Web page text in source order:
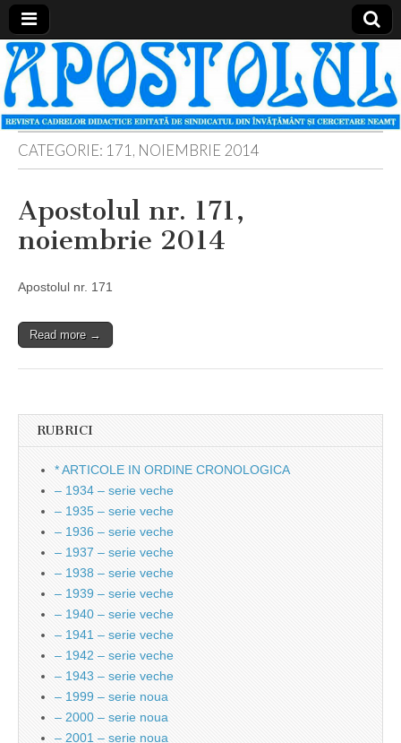
Apostolul
Revista
cadrelor
didactice
din
judetul
Neamt
CATEGORIE: 171, NOIEMBRIE 2014
Apostolul nr. 171,
noiembrie 2014
Apostolul nr. 171
Read more →
RUBRICI
* ARTICOLE IN ORDINE CRONOLOGICA
– 1934 – serie veche
– 1935 – serie veche
– 1936 – serie veche
– 1937 – serie veche
– 1938 – serie veche
– 1939 – serie veche
– 1940 – serie veche
– 1941 – serie veche
– 1942 – serie veche
– 1943 – serie veche
– 1999 – serie noua
– 2000 – serie noua
– 2001 – serie noua